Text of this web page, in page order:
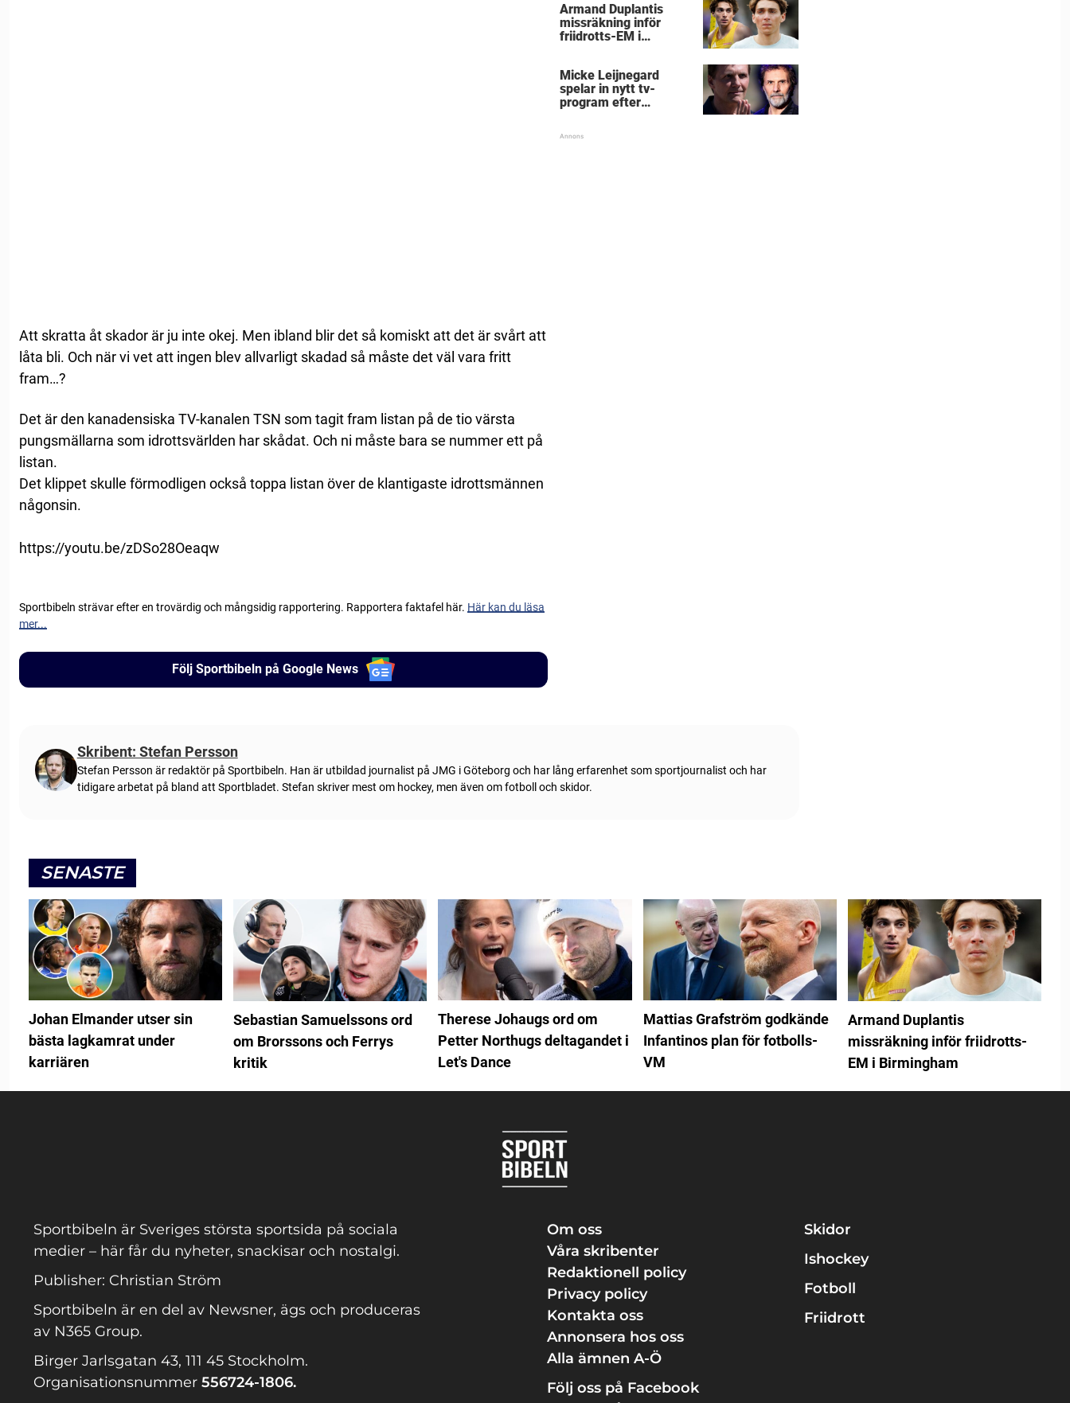
Att skratta åt skador är ju inte okej. Men ibland blir det så komiskt att det är svårt att
låta bli. Och när vi vet att ingen blev allvarligt skadad så måste det väl vara fritt
fram…?
Det är den kanadensiska TV-kanalen TSN som tagit fram listan på de tio värsta
pungsmällarna som idrottsvärlden har skådat. Och ni måste bara se nummer ett på
listan.
Det klippet skulle förmodligen också toppa listan över de klantigaste idrottsmännen
någonsin.
https://youtu.be/zDSo28Oeaqw
Sportbibeln strävar efter en trovärdig och mångsidig rapportering. Rapportera faktafel här. Här kan du läsa
mer...
Följ Sportbibeln på Google News
Armand Duplantis
missräkning inför
friidrotts-EM i
Micke Leijnegard
spelar in nytt tv-
program efter
Skribent: Stefan Persson
Stefan Persson är redaktör på Sportbibeln. Han är utbildad journalist på JMG i Göteborg och har lång erfarenhet som sportjournalist och har
tidigare arbetat på bland att Sportbladet. Stefan skriver mest om hockey, men även om fotboll och skidor.
SENASTE
Johan Elmander utser sin
bästa lagkamrat under
karriären
Sebastian Samuelssons ord
om Brorssons och Ferrys
kritik
Therese Johaugs ord om
Petter Northugs deltagandet i
Let's Dance
Mattias Grafström godkände
Infantinos plan för fotbolls-
VM
Armand Duplantis
missräkning inför friidrotts-
EM i Birmingham
Sportbibeln är Sveriges största sportsida på sociala
medier – här får du nyheter, snackisar och nostalgi.
Publisher: Christian Ström
Sportbibeln är en del av Newsner, ägs och produceras
av N365 Group.
Birger Jarlsgatan 43, 111 45 Stockholm.
Organisationsnummer 556724-1806.
Om oss
Våra skribenter
Redaktionell policy
Privacy policy
Kontakta oss
Annonsera hos oss
Alla ämnen A-Ö
Följ oss på Facebook
Skidor
Ishockey
Fotboll
Friidrott